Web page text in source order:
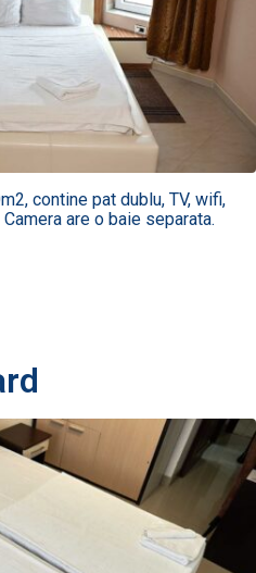
contine pat dublu, TV, wifi,
are o baie separata.